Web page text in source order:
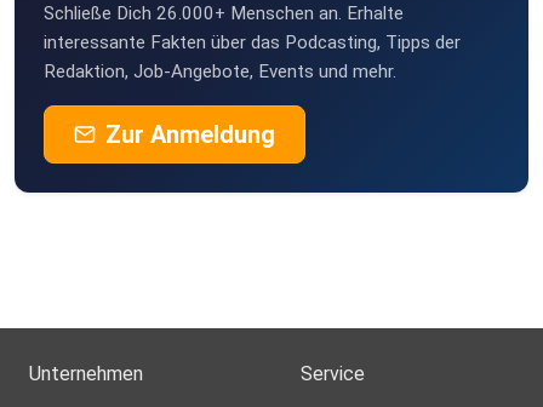
Schließe Dich 26.000+ Menschen an. Erhalte
interessante Fakten über das Podcasting, Tipps der
Redaktion, Job-Angebote, Events und mehr.
Zur Anmeldung
Unternehmen Service